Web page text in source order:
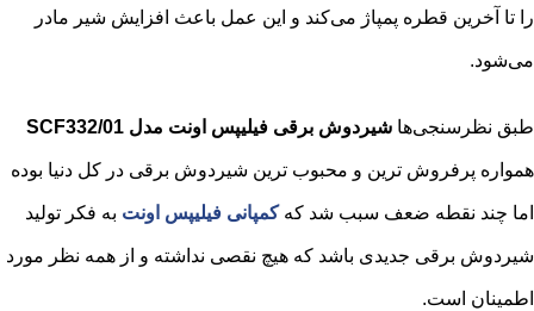
را تا آخرین قطره پمپاژ می‌کند و این عمل باعث افزایش شیر مادر
می‌شود.
طبق نظرسنجی‌ها شیردوش برقی فیلیپس اونت مدل SCF332/01
همواره پرفروش ترین و محبوب ترین شیردوش برقی در کل دنیا بوده
اما چند نقطه ضعف سبب شد کهکمپانی فیلیپس اونت به فکر تولید
شیردوش برقی‌ جدیدی باشد که هیچ نقصی نداشته و از همه نظر مورد
اطمینان است.